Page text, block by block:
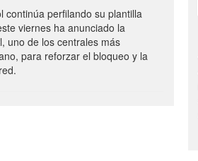
perfilando su plantilla
viernes ha anunciado la
uno de los centrales más
para reforzar el bloqueo y la